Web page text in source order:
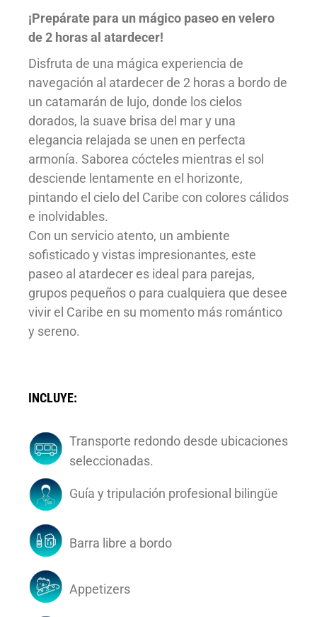
¡Prepárate para un mágico paseo en velero
de 2 horas al atardecer!
Disfruta de una mágica experiencia de
navegación al atardecer de 2 horas a bordo de
un catamarán de lujo, donde los cielos
dorados, la suave brisa del mar y una
elegancia relajada se unen en perfecta
armonía. Saborea cócteles mientras el sol
desciende lentamente en el horizonte,
pintando el cielo del Caribe con colores cálidos
e inolvidables.
Con un servicio atento, un ambiente
sofisticado y vistas impresionantes, este
paseo al atardecer es ideal para parejas,
grupos pequeños o para cualquiera que desee
vivir el Caribe en su momento más romántico
y sereno.
INCLUYE:
Transporte redondo desde ubicaciones
seleccionadas.
Guía y tripulación profesional bilingüe
Barra libre a bordo
Appetizers